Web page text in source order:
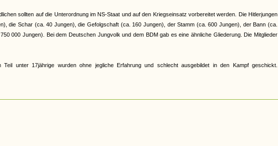
sollten auf die Unterordnung im NS-Staat und auf den Kriegseinsatz vorbereitet werden. Die Hitlerjungen
die Schar (ca. 40 Jungen), die Gefolgschaft (ca. 160 Jungen), der Stamm (ca. 600 Jungen), der Bann (ca.
000 Jungen). Bei dem Deutschen Jungvolk und dem BDM gab es eine ähnliche Gliederung. Die Mitglieder
unter 17jährige wurden ohne jegliche Erfahrung und schlecht ausgebildet in den Kampf geschickt.